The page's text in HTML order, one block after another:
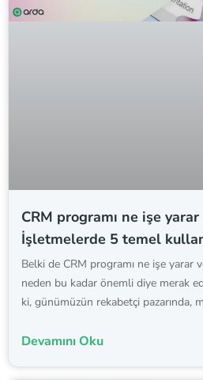
CRM programı ne işe yarar
İşletmelerde 5 temel
Belki de CRM programı ne işe yarar
neden bu kadar önemli diye merak
ki, günümüzün rekabetçi pazarında,
Devamını Oku